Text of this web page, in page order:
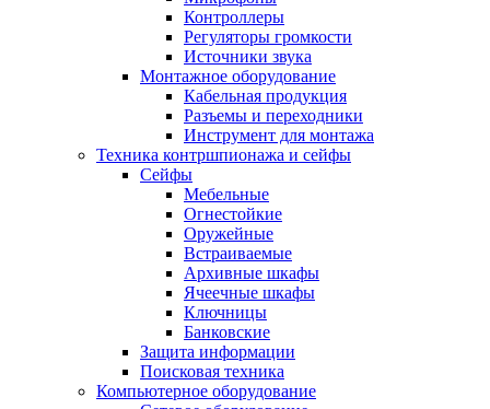
Контроллеры
Регуляторы громкости
Источники звука
Монтажное оборудование
Кабельная продукция
Разъемы и переходники
Инструмент для монтажа
Техника контршпионажа и сейфы
Сейфы
Мебельные
Огнестойкие
Оружейные
Встраиваемые
Архивные шкафы
Ячеечные шкафы
Ключницы
Банковские
Защита информации
Поисковая техника
Компьютерное оборудование